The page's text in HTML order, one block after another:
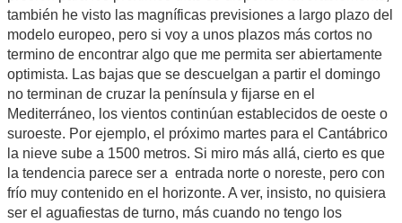
también he visto las magníficas previsiones a largo plazo del
modelo europeo, pero si voy a unos plazos más cortos no
termino de encontrar algo que me permita ser abiertamente
optimista. Las bajas que se descuelgan a partir el domingo
no terminan de cruzar la península y fijarse en el
Mediterráneo, los vientos continúan establecidos de oeste o
suroeste. Por ejemplo, el próximo martes para el Cantábrico
la nieve sube a 1500 metros. Si miro más allá, cierto es que
la tendencia parece ser a entrada norte o noreste, pero con
frío muy contenido en el horizonte. A ver, insisto, no quisiera
ser el aguafiestas de turno, más cuando no tengo los